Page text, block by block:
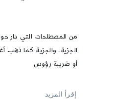
من المصطلحات التي دار
الجزية، والجزية كما ذهب
أو ضريبة رؤوس
إقرأ المزيد